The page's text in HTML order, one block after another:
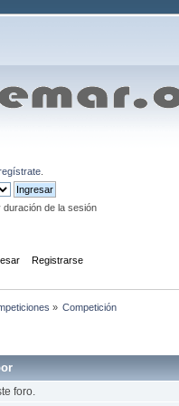
de la sesión
Registrarse
» Competición
foro.